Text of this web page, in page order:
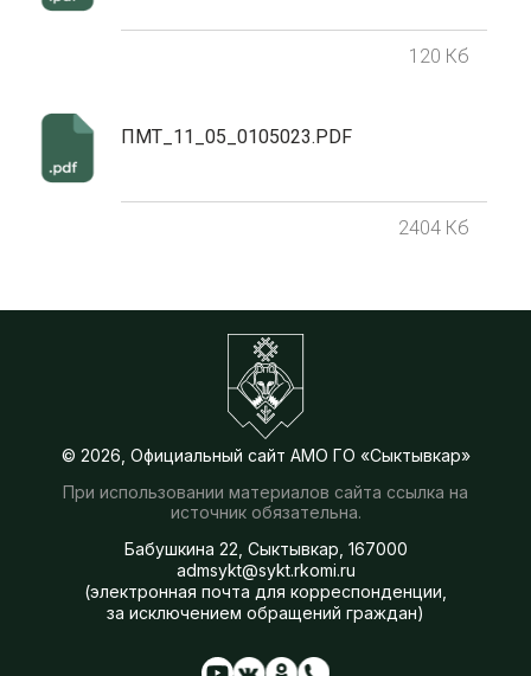
120 Кб
ПМТ_11_05_0105023.PDF
2404 Кб
© 2026, Официальный сайт АМО ГО «Сыктывкар»
При использовании материалов сайта ссылка на
источник обязательна.
Бабушкина 22, Сыктывкар, 167000
admsykt@sykt.rkomi.ru
(электронная почта для корреспонденции,
за исключением обращений граждан)